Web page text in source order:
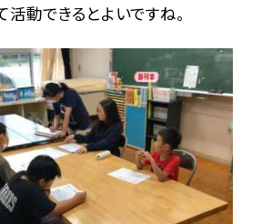
活動できるとよいですね。